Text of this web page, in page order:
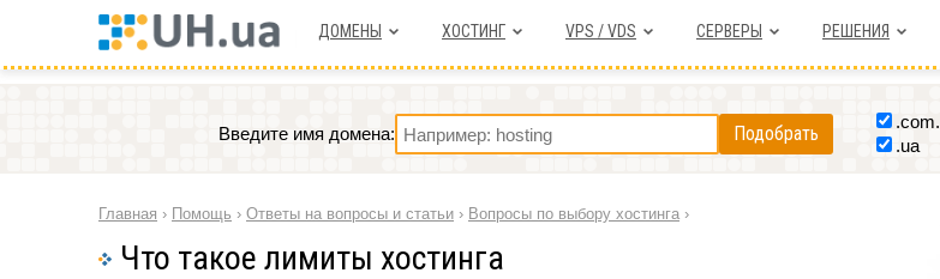
ДОМЕНЫ ХОСТИНГ VPS / VDS СЕРВЕРЫ РЕШЕНИЯ
Введите имя домена: Подобрать
.ua
Главная › Помощь › Ответы на вопросы и статьи › Вопросы по выбору хостинга ›
Что такое лимиты хостинга